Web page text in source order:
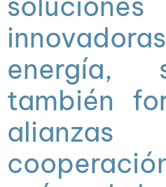
energía,
también